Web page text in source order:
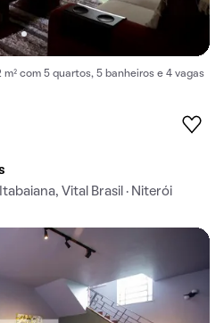
com 5 quartos, 5 banheiros e 4 vagas
Vital Brasil · Niterói